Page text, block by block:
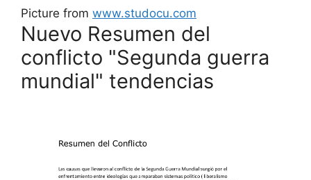
Picture from www.studocu.com
Nuevo Resumen del
conflicto "Segunda guerra
mundial" tendencias